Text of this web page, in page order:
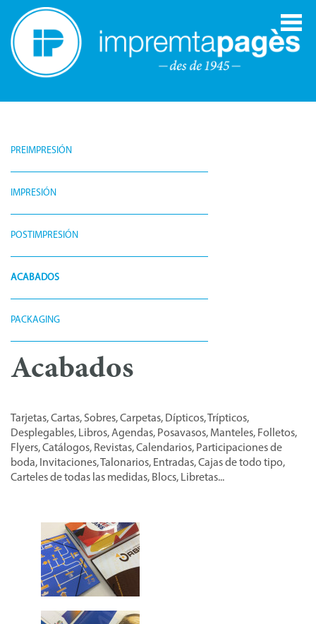
PREIMPRESIÓN
IMPRESIÓN
POSTIMPRESIÓN
ACABADOS
PACKAGING
Acabados
Tarjetas, Cartas, Sobres, Carpetas, Dípticos, Trípticos,
Desplegables, Libros, Agendas, Posavasos, Manteles, Folletos,
Flyers, Catálogos, Revistas, Calendarios, Participaciones de
boda, Invitaciones, Talonarios, Entradas, Cajas de todo tipo,
Carteles de todas las medidas, Blocs, Libretas...